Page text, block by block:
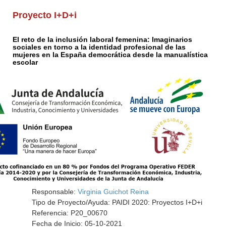
Proyecto I+D+i
El reto de la inclusión laboral femenina: Imaginarios
sociales en torno a la identidad profesional de las
mujeres en la España democrática desde la manualística
escolar
Responsable: Virginia Guichot Reina
Tipo de Proyecto/Ayuda: PAIDI 2020: Proyectos I+D+i
Referencia: P20_00670
Fecha de Inicio: 05-10-2021